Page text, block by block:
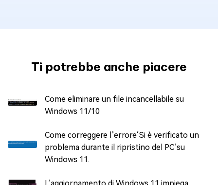
Ti potrebbe anche piacere
Come eliminare un file incancellabile su
Windows 11/10
Come correggere l’errore‘Si è verificato un
problema durante il ripristino del PC’su
Windows 11.